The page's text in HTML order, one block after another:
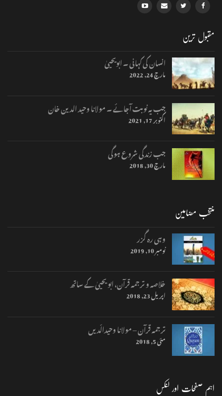
مقبول ترین
انسان کی کہانی ۔ ابویحییٰ
مارچ 24, 2022
جب یہ نوبت آجائے ۔ مولانا وحید الدین خان
اکتوبر 17, 2021
جب زندگی شروع ہوگی
مارچ 30, 2018
منتخب مضامین
وہی رہ گزر
نومبر 10, 2019
خلاصہ و ترجمہ قرآن، ابو یحییٰ کے ساتھ
اپریل 23, 2018
ترجمہ قرآن – مولانا وحیدالّدیں
مئی 5, 2018
اہم صفحات اور لنکس